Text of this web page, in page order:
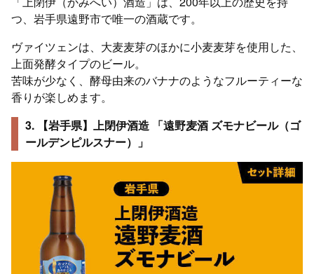
つ、岩手県遠野市で唯一の酒蔵です。
ヴァイツェンは、大麦麦芽のほかに小麦麦芽を使用した、
上面発酵タイプのビール。
苦味が少なく、酵母由来のバナナのようなフルーティーな
香りが楽しめます。
3. 【岩手県】上閉伊酒造 「遠野麦酒 ズモナビール（ゴ
ールデンピルスナー）」